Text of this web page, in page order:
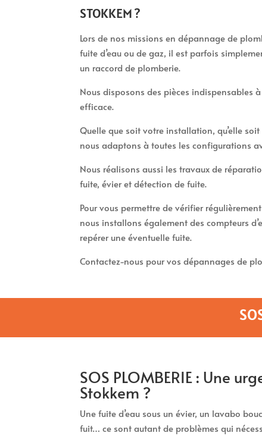
STOKKEM ?
Lors de nos missions en dépannage de
fuite d’eau ou de gaz, il est parfois
un raccord de plomberie.
Nous disposons des pièces indispensables
efficace.
Quelle que soit votre installation, qu’elle
nous adaptons à toutes les configurations
Nous réalisons aussi les travaux de
fuite, évier et détection de fuite.
Pour vous permettre de vérifier
nous installons également des compteurs
repérer une éventuelle fuite.
Contactez-nous pour vos dépannages de
SOS PLOMBERIE : Une
Stokkem ?
Une fuite d’eau sous un évier, un lavabo
fuit… ce sont autant de problèmes qui